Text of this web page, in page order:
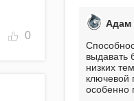
0
Адам
выдавать
низких
ключевой
особенно